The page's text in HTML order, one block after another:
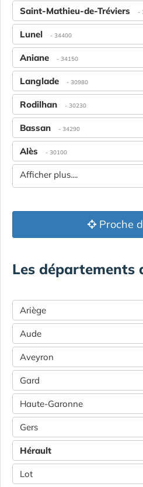
Saint-Mathieu-de-Tréviers -
Lunel - 34400
Aniane - 34150
Langlade - 30980
Rodilhan - 30230
Bassan - 34290
Alès - 30100
Afficher plus....
Proche
Les départements
Ariège
Aude
Aveyron
Gard
Haute-Garonne
Gers
Hérault
Lot